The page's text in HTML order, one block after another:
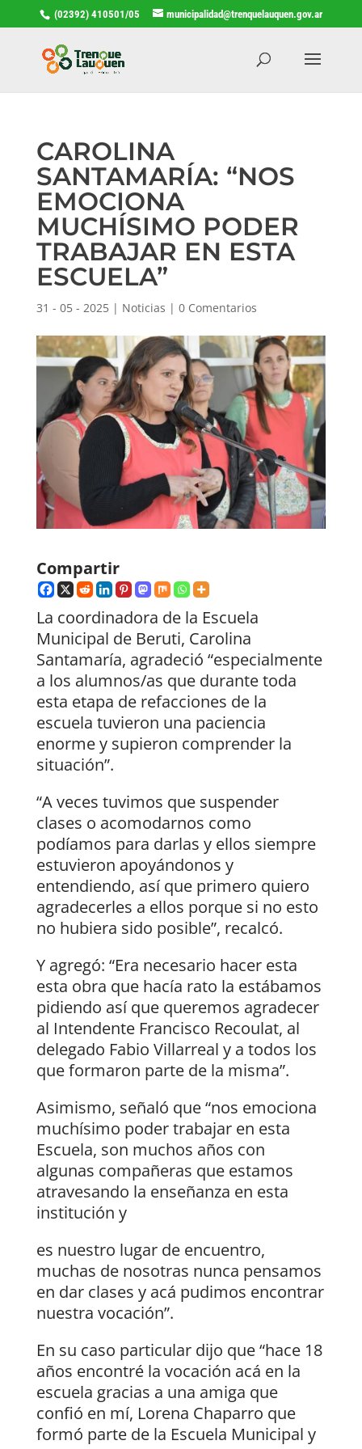
(02392) 410501/05 municipalidad@trenquelauquen.gov.ar
CAROLINA
SANTAMARÍA: “NOS
EMOCIONA
MUCHÍSIMO PODER
TRABAJAR EN ESTA
ESCUELA”
31 - 05 - 2025| Noticias | 0 Comentarios
Compartir
La coordinadora de la Escuela
Municipal de Beruti, Carolina
Santamaría, agradeció “especialmente
a los alumnos/as que durante toda
esta etapa de refacciones de la
escuela tuvieron una paciencia
enorme y supieron comprender la
situación”.
“A veces tuvimos que suspender
clases o acomodarnos como
podíamos para darlas y ellos siempre
estuvieron apoyándonos y
entendiendo, así que primero quiero
agradecerles a ellos porque si no esto
no hubiera sido posible”, recalcó.
Y agregó: “Era necesario hacer esta
esta obra que hacía rato la estábamos
pidiendo así que queremos agradecer
al Intendente Francisco Recoulat, al
delegado Fabio Villarreal y a todos los
que formaron parte de la misma”.
Asimismo, señaló que “nos emociona
muchísimo poder trabajar en esta
Escuela, son muchos años con
algunas compañeras que estamos
atravesando la enseñanza en esta
institución y
es nuestro lugar de encuentro,
muchas de nosotras nunca pensamos
en dar clases y acá pudimos encontrar
nuestra vocación”.
En su caso particular dijo que “hace 18
años encontré la vocación acá en la
escuela gracias a una amiga que
confió en mí, Lorena Chaparro que
formó parte de la Escuela Municipal y